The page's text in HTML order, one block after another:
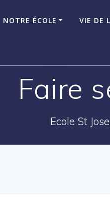
NOTRE ÉCOLE VIE DE
Faire
Ecole St